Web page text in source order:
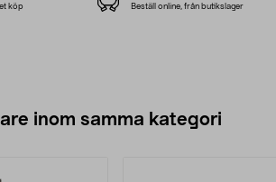
köp Beställ online, från butikslager
inom samma kategori